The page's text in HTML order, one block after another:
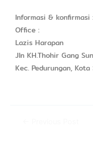
Informasi & konfirmasi
Office :
Lazis Harapan
Jln KH.Thohir Gang
Kec. Pedurungan, Kota